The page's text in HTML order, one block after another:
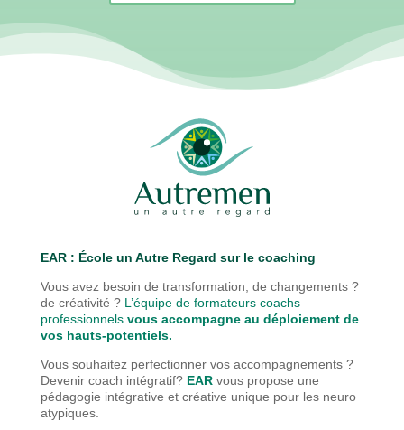
EAR : École un Autre Regard sur le coaching
Vous avez besoin de transformation, de changements ?
de créativité ? L’équipe de formateurs coachs
professionnels vous accompagne au déploiement de
vos hauts-potentiels.
Vous souhaitez perfectionner vos accompagnements ?
Devenir coach intégratif? EAR vous propose une
pédagogie intégrative et créative unique pour les neuro
atypiques.